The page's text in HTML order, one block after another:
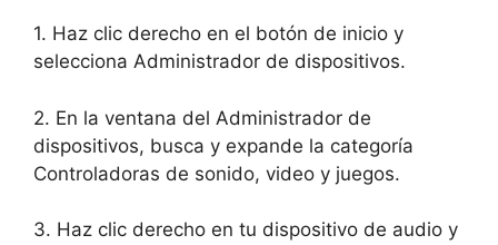
1. Haz clic derecho en el botón de inicio y
selecciona Administrador de dispositivos.
2. En la ventana del Administrador de
dispositivos, busca y expande la categoría
Controladoras de sonido, video y juegos.
3. Haz clic derecho en tu dispositivo de audio y